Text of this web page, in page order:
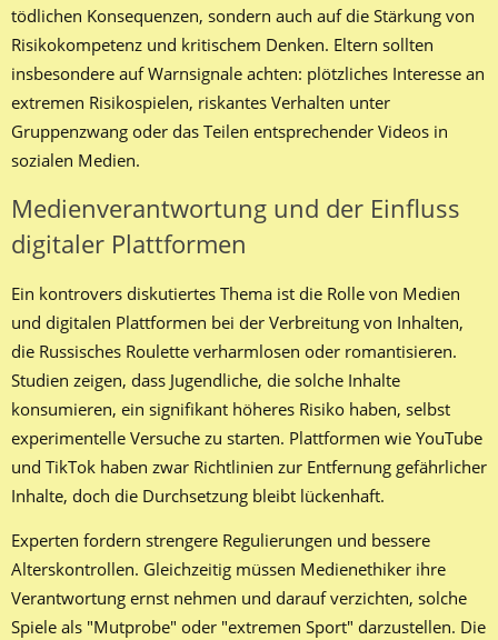
tödlichen Konsequenzen, sondern auch auf die Stärkung von
Risikokompetenz und kritischem Denken. Eltern sollten
insbesondere auf Warnsignale achten: plötzliches Interesse an
extremen Risikospielen, riskantes Verhalten unter
Gruppenzwang oder das Teilen entsprechender Videos in
sozialen Medien.
Medienverantwortung und der Einfluss
digitaler Plattformen
Ein kontrovers diskutiertes Thema ist die Rolle von Medien
und digitalen Plattformen bei der Verbreitung von Inhalten,
die Russisches Roulette verharmlosen oder romantisieren.
Studien zeigen, dass Jugendliche, die solche Inhalte
konsumieren, ein signifikant höheres Risiko haben, selbst
experimentelle Versuche zu starten. Plattformen wie YouTube
und TikTok haben zwar Richtlinien zur Entfernung gefährlicher
Inhalte, doch die Durchsetzung bleibt lückenhaft.
Experten fordern strengere Regulierungen und bessere
Alterskontrollen. Gleichzeitig müssen Medienethiker ihre
Verantwortung ernst nehmen und darauf verzichten, solche
Spiele als "Mutprobe" oder "extremen Sport" darzustellen. Die